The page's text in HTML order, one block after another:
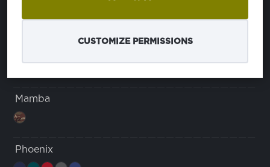
CUSTOMIZE PERMISSIONS
Mamba
Phoenix